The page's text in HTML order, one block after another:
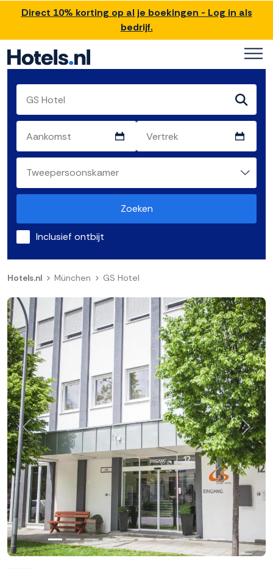
Direct 10% korting op al je boekingen - Log in als
bedrijf.
Zoeken
Inclusief ontbijt
Hotels.nl München GS Hotel